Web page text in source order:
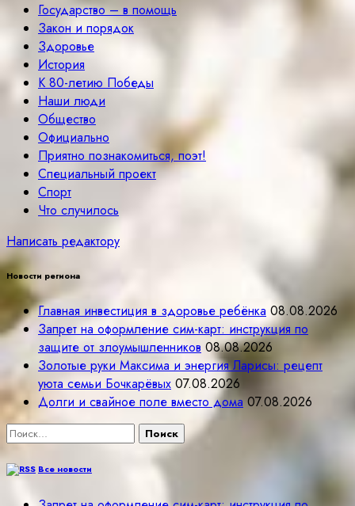
Государство – в помощь
Закон и порядок
Здоровье
История
К 80-летию Победы
Наши люди
Общество
Официально
Приятно познакомиться, поэт!
Специальный проект
Спорт
Что случилось
Написать редактору
Новости региона
Главная инвестиция в здоровье ребёнка 08.08.2026
Запрет на оформление сим-карт: инструкция по
защите от злоумышленников 08.08.2026
Золотые руки Максима и энергия Ларисы: рецепт
уюта семьи Бочкарёвых 07.08.2026
Долги и свайное поле вместо дома 07.08.2026
Найти:
Все новости